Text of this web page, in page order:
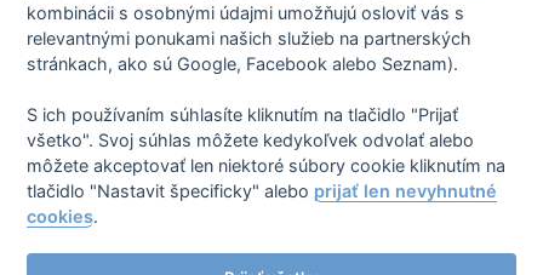
Zásady spracovania osobných údajov
Zmluvné podmienky
O nás
mExpe CZmExpe SKmExpe DEmExpe EN
kombinácii s osobnými údajmi umožňujú osloviť vás s
relevantnými ponukami našich služieb na partnerských
stránkach, ako sú Google, Facebook alebo Seznam).
S ich používaním súhlasíte kliknutím na tlačidlo "Prijať
všetko". Svoj súhlas môžete kedykoľvek odvolať alebo
môžete akceptovať len niektoré súbory cookie kliknutím na
tlačidlo "Nastavit špecificky" alebo prijať len nevyhnutné
cookies.